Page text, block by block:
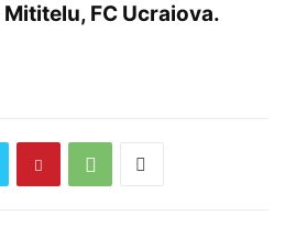
FC Ucraiova.